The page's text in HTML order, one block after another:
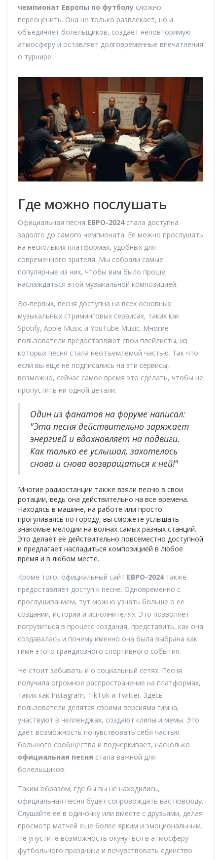
чемпионат Европы по футболу сложно
переоценить. Она не только развлекает, но и
объединяет болельщиков, создает неповторимую
атмосферу и оставляет долговременные впечатления
о турнире.
Где можно послушать
Официальная песня ЕВРО-2024стала доступна
задолго до самого чемпионата. Ее можно прослушать
на нескольких платформах, удобных для
современного зрителя. Мы собрали самые
популярные из них, чтобы вам было проще
наслаждаться этой музыкальной композицией.
Во-первых, песня доступна на всех основных
музыкальных стриминговых сервисах, таких как
Spotify, Apple Music и YouTube Music. Многие
пользователи предоставляют свои плейлисты, из
которых песня стала неотъемлемой частью. Так что
если вы еще не подписались на эти сервисы,
возможно, сейчас самое время это сделать, чтобы не
пропустить ни одной детали.
Один из фанатов на форуме написал:
"Эта песня действительно заряжает
энергией и вдохновляет на подвиги.
Как только ее услышал, захотелось
снова и снова возвращаться к ней!"
Многие радиостанции также взяли песню в свои
ротации, ведь она действительно на все времена.
Находясь в машине, на работе или просто
прогуливаясь по городу, вы сможете услышать
знакомые мелодии на волнах самых разных станций.
Это делает её действительно повсеместно доступной
и предлагает насладиться композицией в любое
время и в любом месте.
Кроме того, официальный сайт ЕВРО-2024также
предоставляет доступ к песне. Одновременно с
прослушиванием, тут можно узнать больше о ее
создании, истории и исполнителях. Это позволяет
погрузиться в процесс создания, представить, как она
создавалась и почему именно она была выбрана как
гимн этого грандиозного спортивного события.
Не стоит забывать и о социальный сетях. Песня
получила огромное распространение на платформах,
таких как Instagram, TikTok и Twitter. Здесь
пользователи делятся своими версиями гимна,
участвуют в челленджах, создают клипы и мемы. Это
даёт возможность почувствовать себя частью
большого сообщества и подчеркивает, насколько
официальная песня стала важной для
болельщиков.
Таким образом, где бы вы не находились,
официальная песня будет сопровождать вас повсюду.
Слушайте ее в одиночку или вместе с друзьями, делая
просмотр матчей еще более ярким и эмоциональным.
Не упустите возможность окунуться в атмосферу
футбольного праздника и почувствовать единство